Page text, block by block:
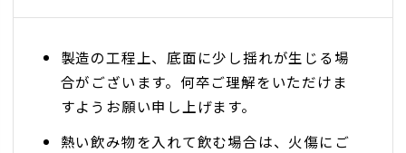
製造の工程上、底面に少し揺れが生じる場
合がございます。何卒ご理解をいただけま
すようお願い申し上げます。
熱い飲み物を入れて飲む場合は、火傷にご